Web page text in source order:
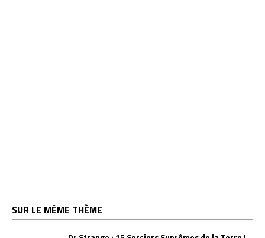
SUR LE MÊME THÈME